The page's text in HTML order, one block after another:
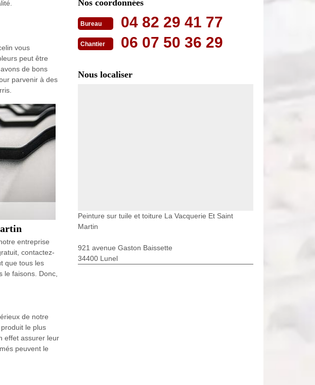
vous
peut être
de bons
parvenir à des
entreprise
contactez-
que tous les
le faisons. Donc,
de notre
le plus
effet assurer leur
peuvent le
Nos coordonnées
Bureau 04 82 29 41 77
Chantier 06 07 50 36 29
Nous localiser
Peinture sur tuile et toiture La Vacquerie Et Saint
Martin
921 avenue Gaston Baissette
34400 Lunel